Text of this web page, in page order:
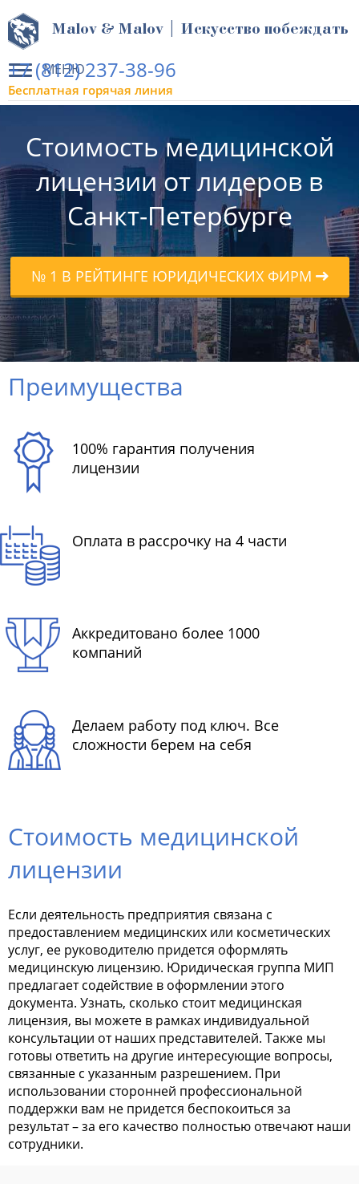
МЕНЮ
Malov & Malov | Искусство побеждать
+7 (812) 237-38-96
Бесплатная горячая линия
Стоимость медицинской
лицензии от лидеров в
Санкт-Петербурге
№ 1 В РЕЙТИНГЕ ЮРИДИЧЕСКИХ ФИРМ
Преимущества
100% гарантия получения
лицензии
Оплата в рассрочку на 4 части
Аккредитовано более 1000
компаний
Делаем работу под ключ. Все
сложности берем на себя
Стоимость медицинской
лицензии
Если деятельность предприятия связана с
предоставлением медицинских или косметических
услуг, ее руководителю придется оформлять
медицинскую лицензию. Юридическая группа МИП
предлагает содействие в оформлении этого
документа. Узнать, сколько стоит медицинская
лицензия, вы можете в рамках индивидуальной
консультации от наших представителей. Также мы
готовы ответить на другие интересующие вопросы,
связанные с указанным разрешением. При
использовании сторонней профессиональной
поддержки вам не придется беспокоиться за
результат – за его качество полностью отвечают наши
сотрудники.